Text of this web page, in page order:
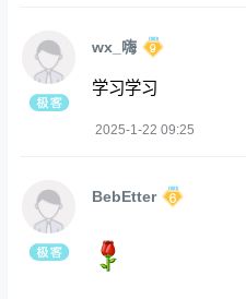
wx_嗨
学习学习
2025-1-22 09:25
BebEtter